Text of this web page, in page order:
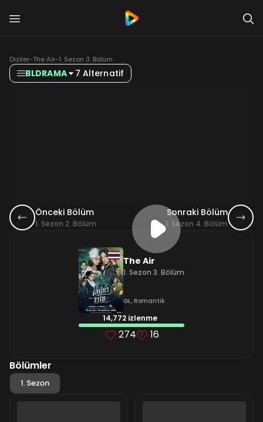
Diziler-The Air-1. Sezon 3. Bölüm
BLDRAMA 7 Alternatif
Önceki Bölüm
1. Sezon 2. Bölüm
Sonraki Bölüm
1. Sezon 4. Bölüm
The Air
1. Sezon 3. Bölüm
GL, Romantik
14,772 izlenme
274 16
Bölümler
1. Sezon